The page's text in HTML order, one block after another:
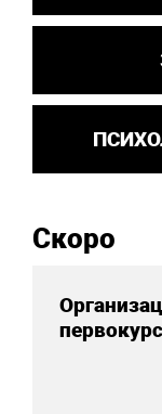
Скоро